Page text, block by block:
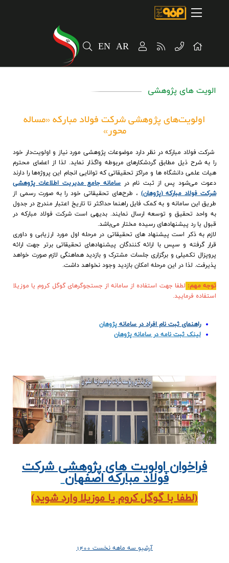
AR
EN
مسیر ماندگار
ارتباطات و توسعه برند سازمانی
پروژه های سرمایه گذاری
پایداری
سهامداران
ارتباط با ما
الویت های پژوهشی
اولویت‌های پژوهشی شرکت فولاد مبارکه «مساله
محور»
شرکت فولاد مبارکه در نظر دارد موضوعات پژوهشی مورد نیاز و اولویت‌دار خود
را به شرح ذیل مطابق گردشکارهای مربوطه واگذار نماید. لذا از اعضای محترم
هیات علمی دانشگاه ها و مراکز تحقیقاتی که توانایی انجام این پروژه‌ها را دارند
دعوت می‌شود پس از ثبت نام درسامانه جامع مدیریت اطلاعات پژوهشی
شرکت فولاد مبارکه (پژوهان)، طرح‌های تحقیقاتی خود را به صورت رسمی از
طریق این سامانه و به کمک فایل راهنما حداکثر تا تاریخ اعتبار مندرج در جدول
به واحد تحقیق و توسعه ارسال نمایند. بدیهی است شرکت فولاد مبارکه در
قبول یا رد پیشنهادهای رسیده مختار می‌باشد.
لازم به ذکر است پیشنهاد های تحقیقاتی در مرحله اول مورد ارزیابی و داوری
قرار گرفته و سپس با ارائه کنندگان پیشنهادهای تحقیقاتی برتر جهت ارائه
پروپزال تکمیلی و برگزاری جلسات مشترک و بازدید هماهنگی لازم صورت خواهد
پذیرفت. لذا در این مرحله امکان بازدید وجود نخواهد داشت.
توجه مهم: لطفا جهت استفاده از سامانه از جستجوگرهای گوگل کروم یا موزیلا
استفاده فرمایید.
راهنمای ثبت نام افراد در سامانهپژوهان
لینک ثبت نامه در سامانه پژوهان
فراخوان اولویت های پژوهشی شرکت
فولاد مبارکه اصفهان
(لطفا با گوگل کروم یا موزیلا وارد شوید)
آرشیو سه ماهه نخست 1400